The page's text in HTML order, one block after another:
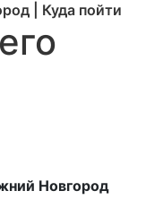
Куда пойти
Новгород